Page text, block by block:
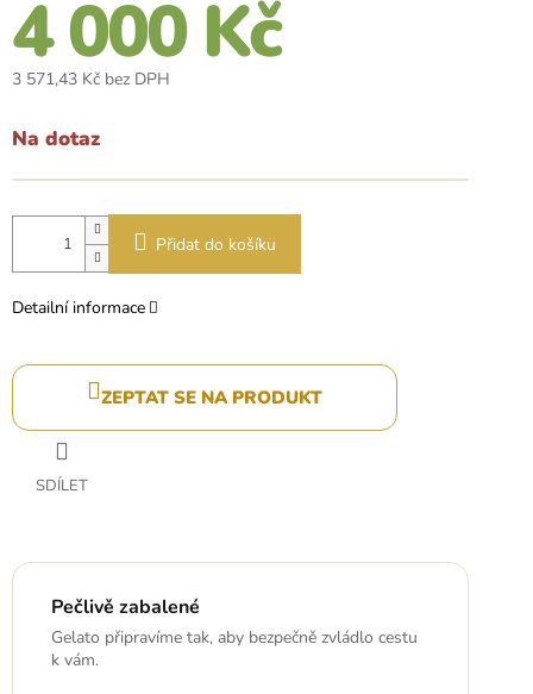
4 000 Kč
3 571,43 Kč bez DPH
Na dotaz
Přidat do košíku
Detailní informace
ZEPTAT SE NA PRODUKT
SDÍLET
Pečlivě zabalené
Gelato připravíme tak, aby bezpečně zvládlo cestu
k vám.